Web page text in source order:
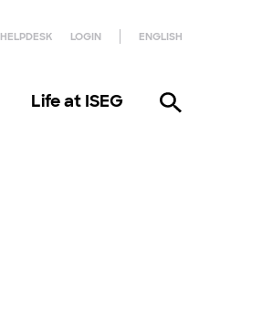
HELPDESK LOGIN ENGLISH
Life at ISEG